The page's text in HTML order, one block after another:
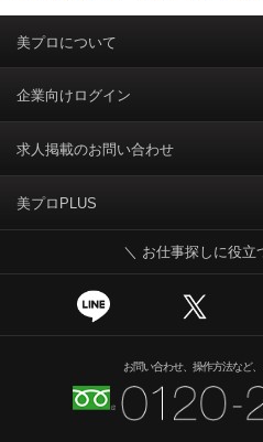
美プロについて
利用規約
掲載規約
個人情報保護ポリシー
個人情報のお取り扱いについて
Cookieポリシー
企業向けログイン
求人掲載のお問い合わせ
美プロPLUS
＼ お仕事探しに役立
お問い合わせ、操作方法など